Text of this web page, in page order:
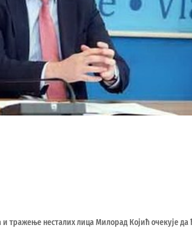
тражење несталих лица Милорад Којић очекује